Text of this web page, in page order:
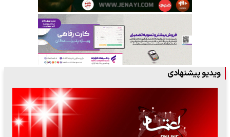
ویدیو پیشنهادی